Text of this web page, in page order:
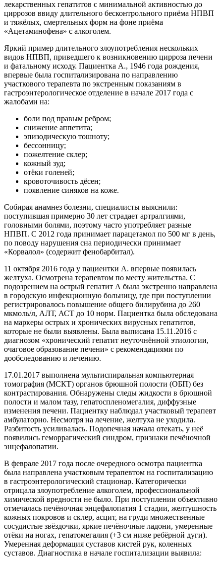
лекарственных гепатитов с минимальной активностью до
циррозов ввиду длительного бесконтрольного приёма НПВП
и тяжёлых, смертельных форм на фоне приёма
«Ацетаминофена» с алкоголем.
Яркий пример длительного злоупотребления нескольких
видов НПВП, приведшего к возникновению цирроза печени
и фатальному исходу. Пациентка А., 1946 года рождения,
впервые была госпитализирована по направлению
участкового терапевта по экстренным показаниям в
гастроэнтерологическое отделение в начале 2017 года с
жалобами на:
боли под правым ребром;
снижение аппетита;
эпизодическую тошноту;
бессонницу;
пожелтение склер;
кожный зуд;
отёки голеней;
кровоточивость дёсен;
появление синяков на коже.
Собирая анамнез болезни, специалисты выяснили:
поступившая примерно 30 лет страдает артралгиями,
головными болями, поэтому часто употребляет разные
НПВП. С 2012 года принимает парацетамол по 500 мг в день,
по поводу нарушения сна периодически принимает
«Корвалол» (содержит фенобарбитал).
11 октября 2016 года у пациентки А. впервые появилась
желтуха. Осмотрена терапевтом по месту жительства. С
подозрением на острый гепатит А была экстренно направлена
в городскую инфекционную больницу, где при поступлении
регистрировалось повышение общего билирубина до 260
мкмоль/л, АЛТ, АСТ до 10 норм. Пациентка была обследована
на маркеры острых и хронических вирусных гепатитов,
которые не были выявлены. Была выписана 15.11.2016 с
диагнозом «хронический гепатит неуточнённой этиологии,
очаговое образование печени» с рекомендациями по
дообследованию и лечению.
17.01.2017 выполнена мультиспиральная компьютерная
томография (МСКТ) органов брюшной полости (ОБП) без
контрастирования. Обнаружены следы жидкости в брюшной
полости и малом тазу, гепатоспленомегалия, диффузные
изменения печени. Пациентку наблюдал участковый терапевт
амбулаторно. Несмотря на лечение, желтуха не уходила.
Разбитость усиливалась. Подопечная начала отекать, у неё
появились геморрагический синдром, признаки печёночной
энцефалопатии.
В феврале 2017 года после очередного осмотра пациентка
была направлена участковым терапевтом на госпитализацию
в гастроэнтерологический стационар. Категорически
отрицала злоупотребление алкоголем, профессиональной
химической вредности не было. При поступлении объективно
отмечалась печёночная энцефалопатия 1 стадии, желтушность
кожных покровов и склер, асцит, на груди множественные
сосудистые звёздочки, яркие печёночные ладони, умеренные
отёки на ногах, гепатомегалия (+3 см ниже ребёрной дуги).
Умеренная деформация суставов кистей рук, коленных
суставов. Диагностика в начале госпитализации выявила: